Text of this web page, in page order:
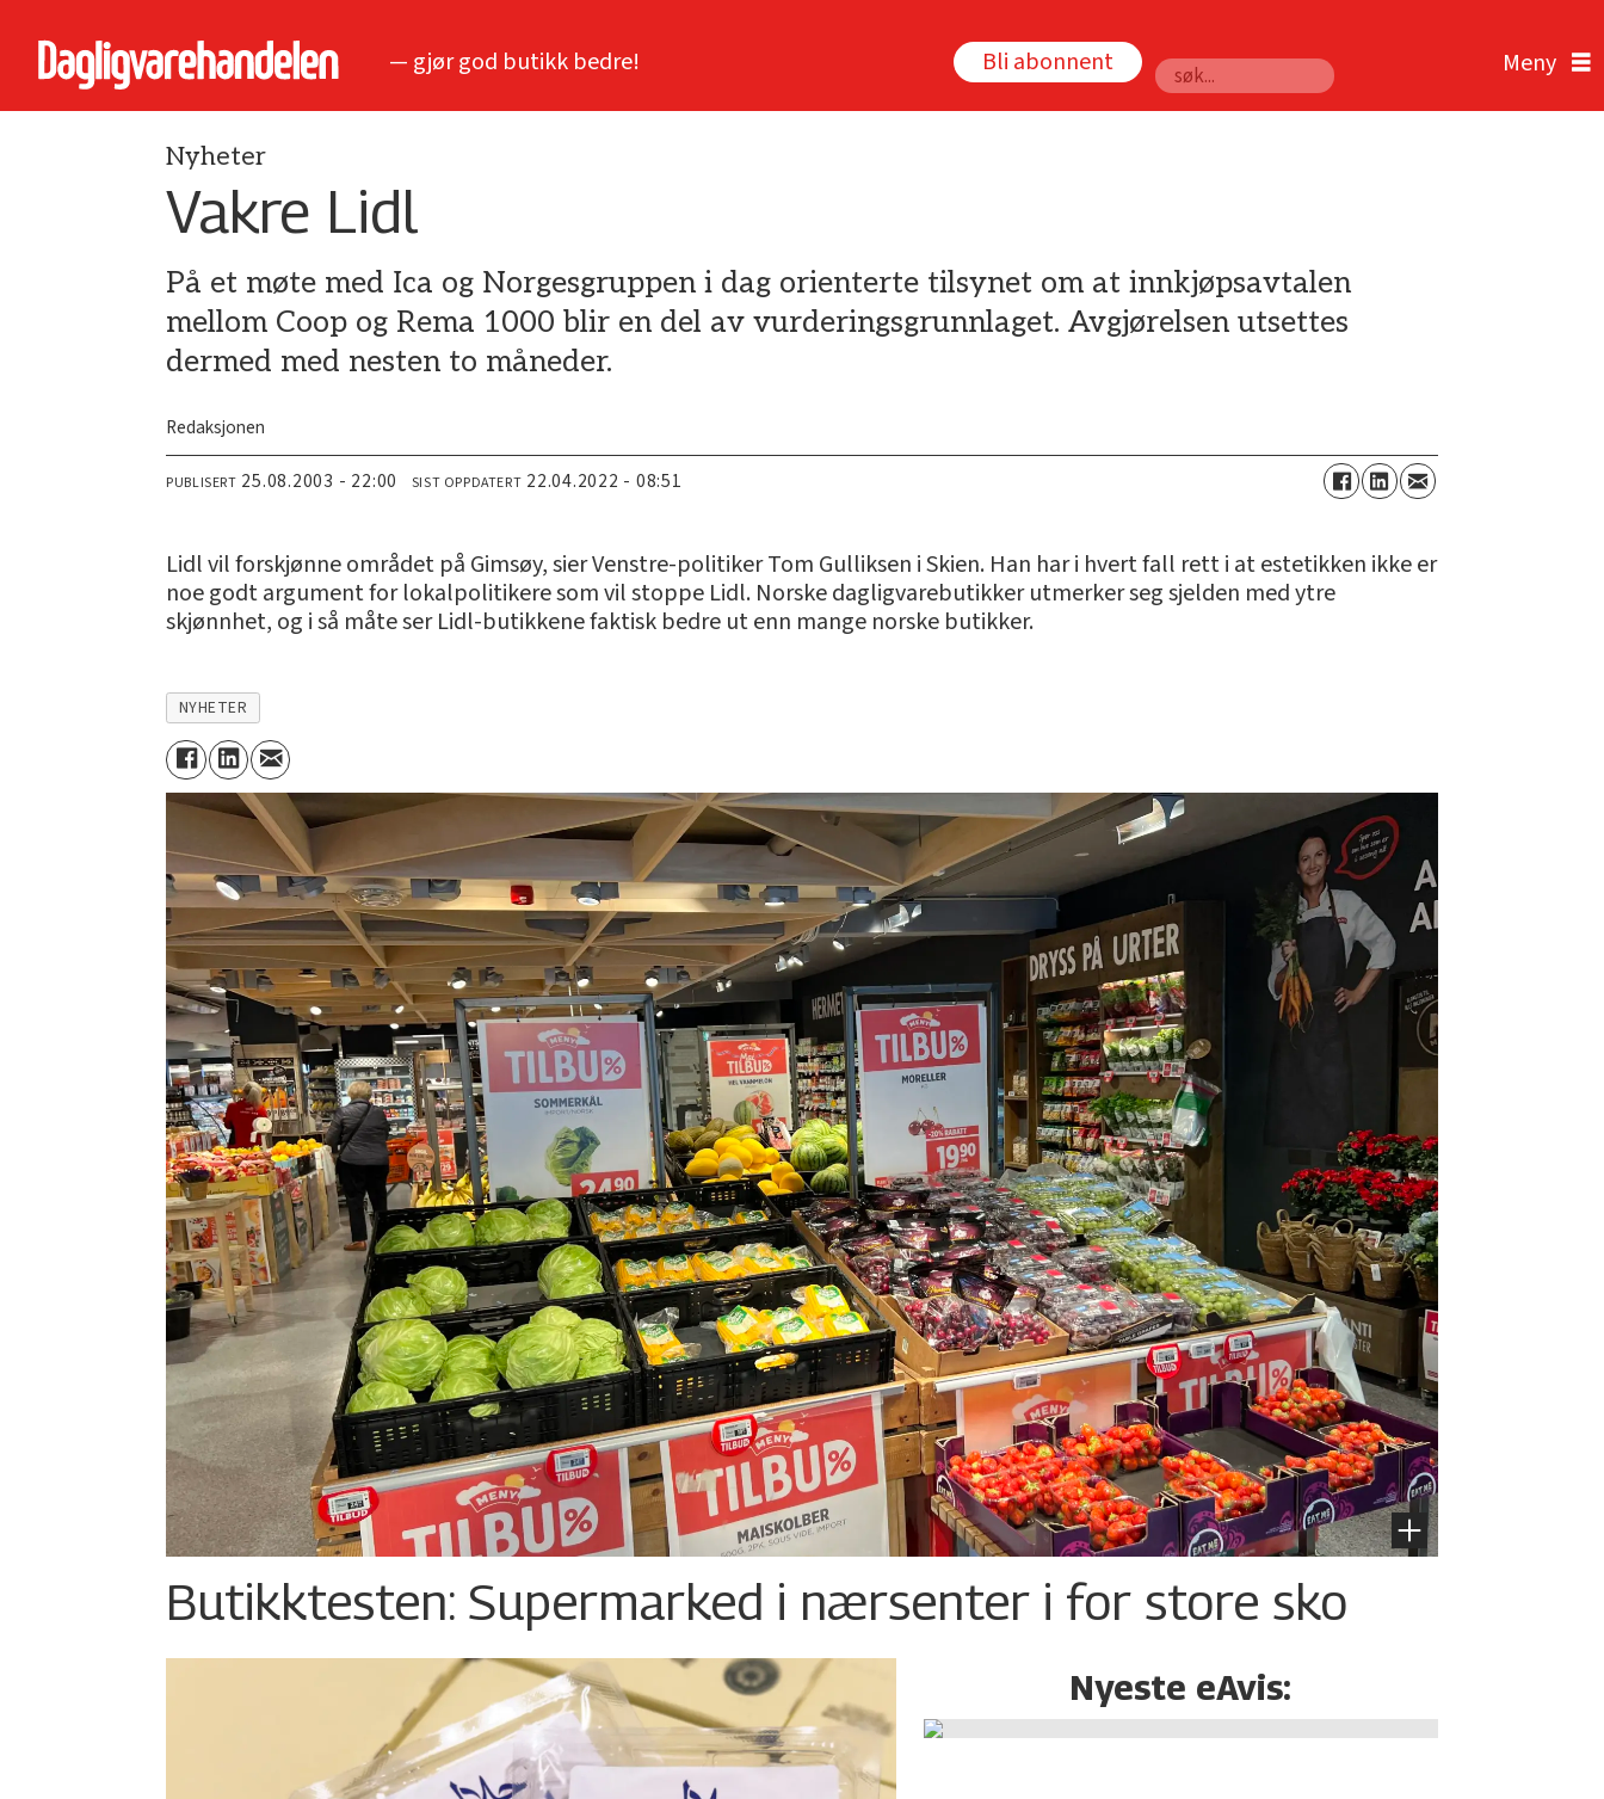
— gjør god butikk bedre! Bli abonnent
Søk
Nyheter
Vakre Lidl
På et møte med Ica og Norgesgruppen i dag orienterte tilsynet om at innkjøpsavtalen
mellom Coop og Rema 1000 blir en del av vurderingsgrunnlaget. Avgjørelsen utsettes
dermed med nesten to måneder.
Redaksjonen
PUBLISERT 25.08.2003 - 22:00 SIST OPPDATERT 22.04.2022 - 08:51
Lidl vil forskjønne området på Gimsøy, sier Venstre-politiker Tom Gulliksen i Skien. Han har i hvert fall rett i at estetikken ikke er
noe godt argument for lokalpolitikere som vil stoppe Lidl. Norske dagligvarebutikker utmerker seg sjelden med ytre
skjønnhet, og i så måte ser Lidl-butikkene faktisk bedre ut enn mange norske butikker.
NYHETER
Butikktesten: Supermarked i nærsenter i for store sko
Nyeste eAvis: